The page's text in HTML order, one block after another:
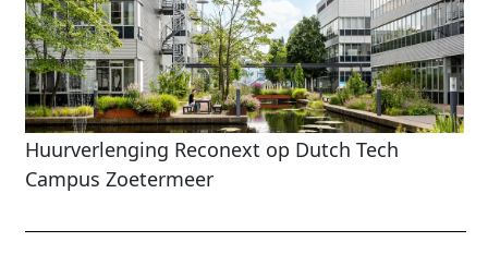
Huurverlenging Reconext op Dutch Tech
Campus Zoetermeer